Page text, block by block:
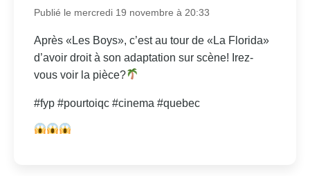
Publié le mercredi 19 novembre à 20:33
Après «Les Boys», c’est au tour de «La Florida»
d’avoir droit à son adaptation sur scène! Irez-
vous voir la pièce?
#fyp #pourtoiqc #cinema #quebec